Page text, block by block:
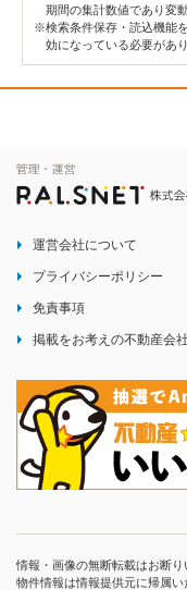
期間の集計数値であり変
※検索条件保存・読込機能
効になっている必要があり
運営会社について
プライバシーポリシー
免責事項
掲載をお考えの不動産会
情報・画像の無断転載はお断り
物件情報は情報提供元に帰属い